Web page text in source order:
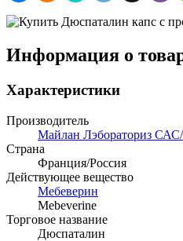
Информация о
Характеристики
Производитель
Майлан Лэбораториз
Страна
Франция/Россия
Действующее вещество
Мебеверин
Mebeverine
Торговое название
Дюспаталин